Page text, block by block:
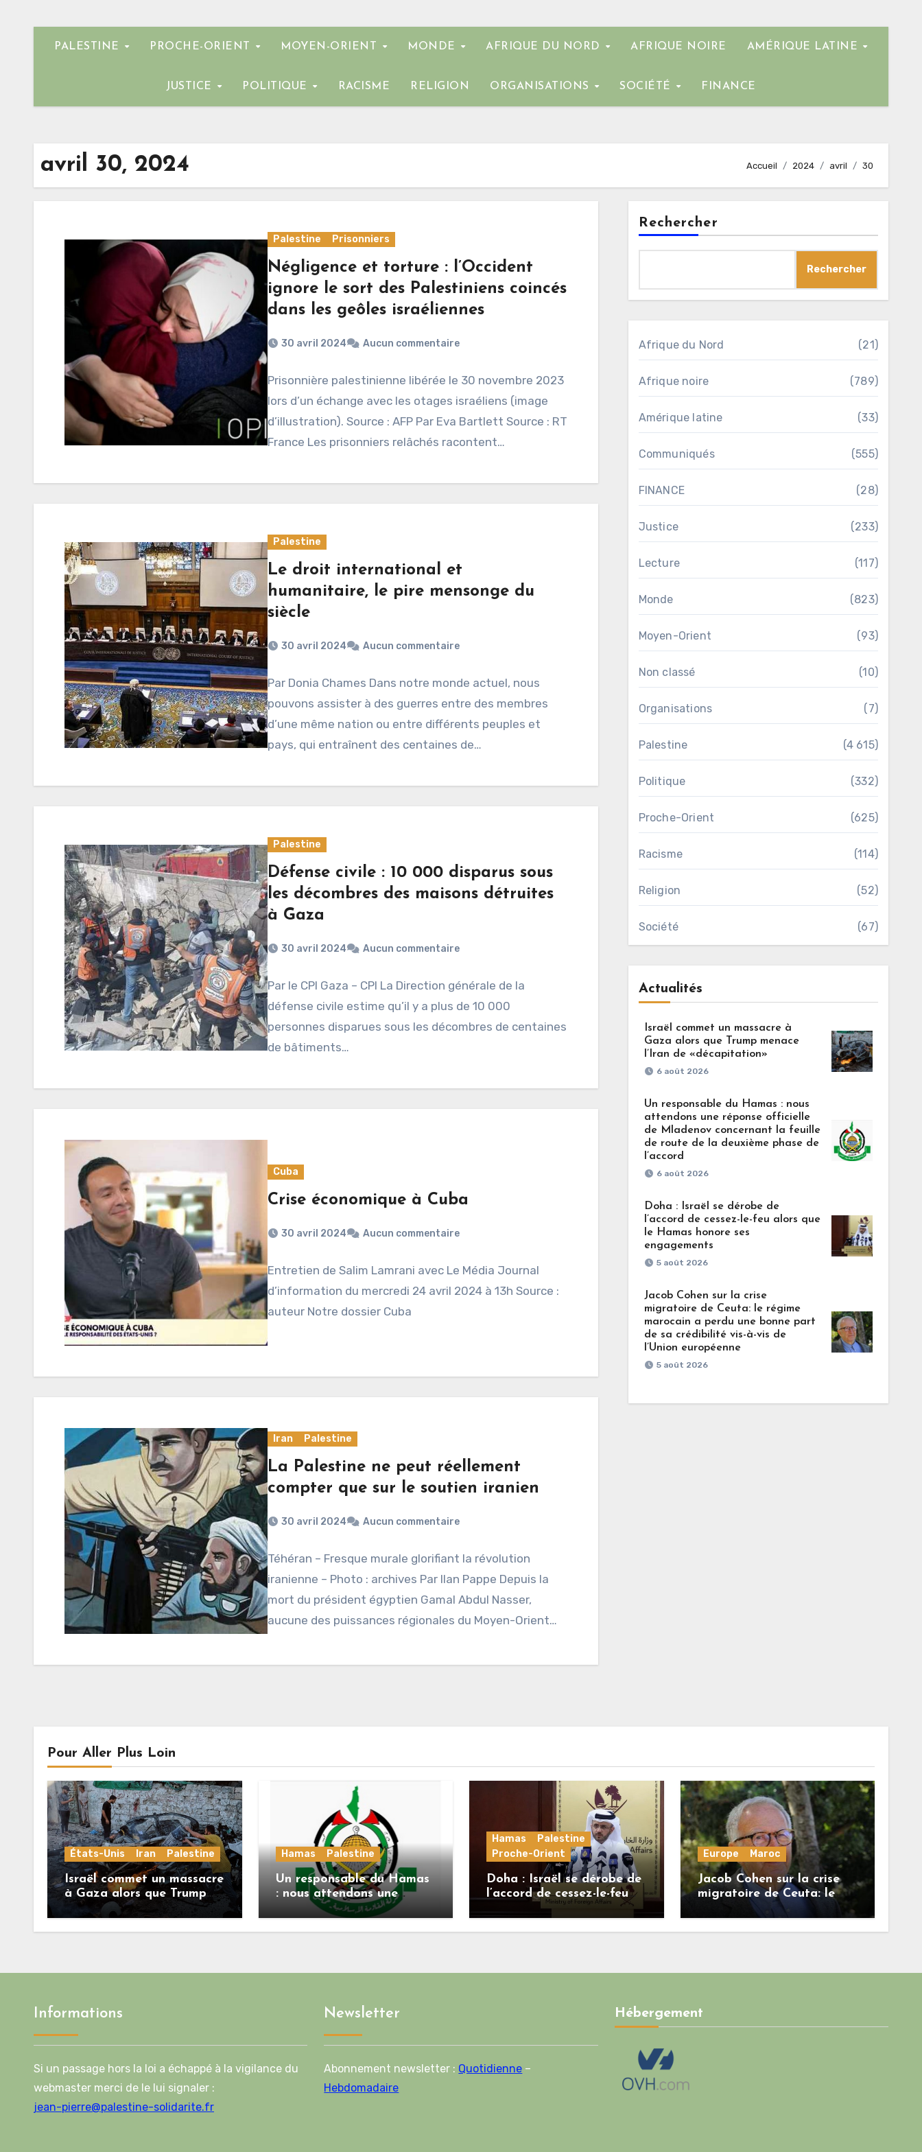
PALESTINE PROCHE-ORIENT MOYEN-ORIENT MONDE AFRIQUE DU NORD AFRIQUE NOIRE AMÉRIQUE LATINE
JUSTICE POLITIQUE RACISME RELIGION ORGANISATIONS SOCIÉTÉ FINANCE
avril 30, 2024 Accueil 2024 avril 30
Palestine Prisonniers
Négligence et torture : l’Occident
ignore le sort des Palestiniens coincés
dans les geôles israéliennes
30 avril 2024 Aucun commentaire
Prisonnière palestinienne libérée le 30 novembre 2023
lors d’un échange avec les otages israéliens (image
d’illustration). Source : AFP Par Eva Bartlett Source : RT
France Les prisonniers relâchés racontent…
Palestine
Le droit international et
humanitaire, le pire mensonge du
siècle
30 avril 2024 Aucun commentaire
Par Donia Chames Dans notre monde actuel, nous
pouvons assister à des guerres entre des membres
d’une même nation ou entre différents peuples et
pays, qui entraînent des centaines de…
Palestine
Défense civile : 10 000 disparus sous
les décombres des maisons détruites
à Gaza
30 avril 2024 Aucun commentaire
Par le CPI Gaza – CPI La Direction générale de la
défense civile estime qu’il y a plus de 10 000
personnes disparues sous les décombres de centaines
de bâtiments…
Cuba
Crise économique à Cuba
30 avril 2024 Aucun commentaire
Entretien de Salim Lamrani avec Le Média Journal
d’information du mercredi 24 avril 2024 à 13h Source :
auteur Notre dossier Cuba
Iran Palestine
La Palestine ne peut réellement
compter que sur le soutien iranien
30 avril 2024 Aucun commentaire
Téhéran – Fresque murale glorifiant la révolution
iranienne – Photo : archives Par Ilan Pappe Depuis la
mort du président égyptien Gamal Abdul Nasser,
aucune des puissances régionales du Moyen-Orient…
Rechercher
Rechercher
Afrique du Nord (21)
Afrique noire (789)
Amérique latine (33)
Communiqués (555)
FINANCE (28)
Justice (233)
Lecture (117)
Monde (823)
Moyen-Orient (93)
Non classé (10)
Organisations (7)
Palestine (4 615)
Politique (332)
Proche-Orient (625)
Racisme (114)
Religion (52)
Société (67)
Actualités
Israël commet un massacre à
Gaza alors que Trump menace
l’Iran de «décapitation»
6 août 2026
Un responsable du Hamas : nous
attendons une réponse officielle
de Mladenov concernant la feuille
de route de la deuxième phase de
l’accord
6 août 2026
Doha : Israël se dérobe de
l’accord de cessez-le-feu alors que
le Hamas honore ses
engagements
5 août 2026
Jacob Cohen sur la crise
migratoire de Ceuta: le régime
marocain a perdu une bonne part
de sa crédibilité vis-à-vis de
l’Union européenne
5 août 2026
Pour Aller Plus Loin
États-Unis Iran Palestine
Israël commet un massacre
à Gaza alors que Trump
menace l’Iran de
«décapitation»
Hamas Palestine
Un responsable du Hamas
: nous attendons une
réponse officielle de
Mladenov concernant la
Hamas
Palestine
Proche-Orient
Doha : Israël se dérobe de
l’accord de cessez-le-feu
alors que le Hamas honore
ses engagements
Europe Maroc
Jacob Cohen sur la crise
migratoire de Ceuta: le
régime marocain a perdu
une bonne part de sa
Informations
Si un passage hors la loi a échappé à la vigilance du
webmaster merci de le lui signaler :
jean-pierre@palestine-solidarite.fr
Newsletter
Abonnement newsletter : Quotidienne –
Hebdomadaire
Hébergement